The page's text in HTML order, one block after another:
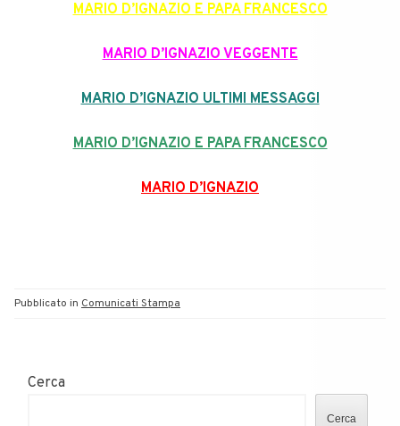
MARIO D’IGNAZIO E PAPA FRANCESCO
MARIO D’IGNAZIO VEGGENTE
MARIO D’IGNAZIO ULTIMI MESSAGGI
MARIO D’IGNAZIO E PAPA FRANCESCO
MARIO D’IGNAZIO
Pubblicato in Comunicati Stampa
Cerca
Cerca